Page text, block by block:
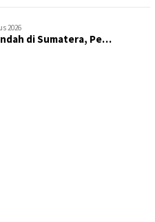
2026
di Sumatera, Pe…